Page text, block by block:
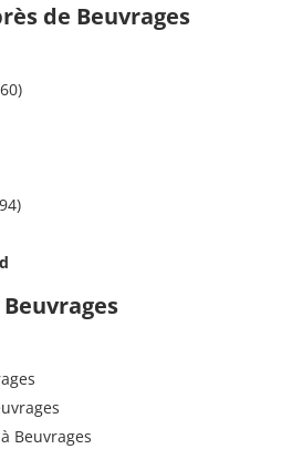
de Beuvrages
Beuvrages